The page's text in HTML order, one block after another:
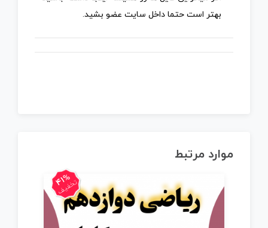
بهتر است حتما داخل سایت عضو بشید.
موارد مرتبط
41%
تخفیف